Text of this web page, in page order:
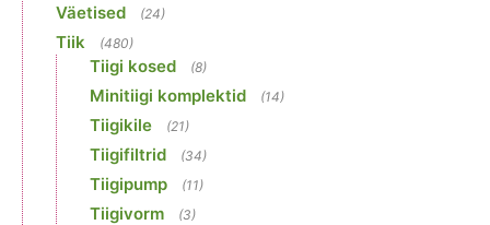
Väetised (24)
Tiik (480)
Tiigi kosed (8)
Minitiigi komplektid (14)
Tiigikile (21)
Tiigifiltrid (34)
Tiigipump (11)
Tiigivorm (3)